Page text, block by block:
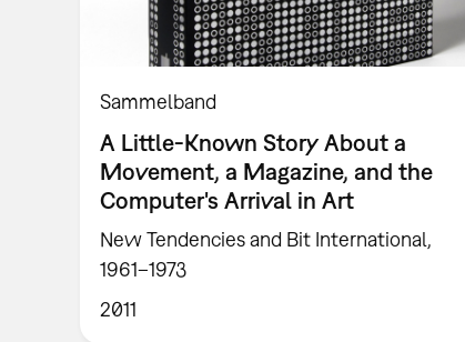
Sammelband
A Little-Known Story About a
Movement, a Magazine, and the
Computer's Arrival in Art
New Tendencies and Bit International,
1961–1973
2011